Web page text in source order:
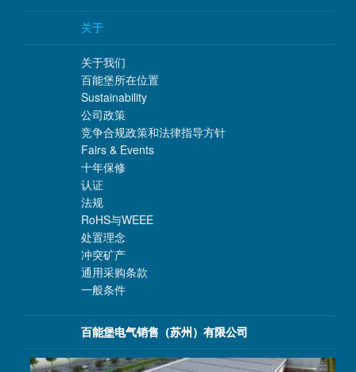
关于
关于我们
百能堡所在位置
Sustainability
公司政策
竞争合规政策和法律指导方针
Fairs & Events
十年保修
认证
法规
RoHS与WEEE
处置理念
冲突矿产
通用采购条款
一般条件
百能堡电气销售（苏州）有限公司